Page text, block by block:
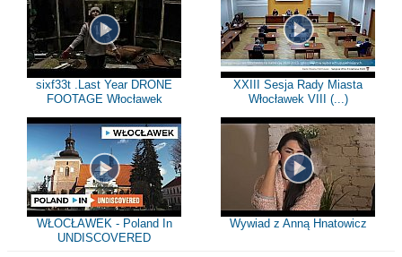
sixf33t .Last Year DRONE
FOOTAGE Włocławek
XXIII Sesja Rady Miasta
Włocławek VIII (...)
WŁOCŁAWEK - Poland In
UNDISCOVERED
Wywiad z Anną Hnatowicz